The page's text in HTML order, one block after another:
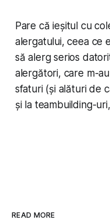
Pare că ieșitul cu
alergatului, ceea ce
să alerg serios
alergători, care m-
sfaturi (și alături de
și la teambuilding-
READ MORE